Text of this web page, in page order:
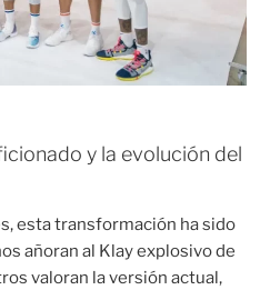
y la evolución del
esta transformación ha sido
añoran al Klay explosivo de
valoran la versión actual,